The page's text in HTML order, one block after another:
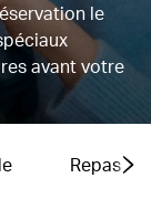
le
avant votre
Repas